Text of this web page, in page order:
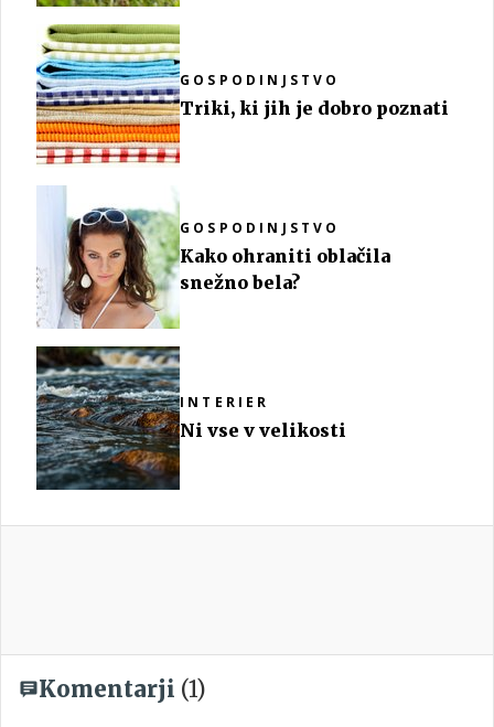
GOSPODINJSTVO
Triki, ki jih je dobro poznati
GOSPODINJSTVO
Kako ohraniti oblačila
snežno bela?
INTERIER
Ni vse v velikosti
Komentarji (1)